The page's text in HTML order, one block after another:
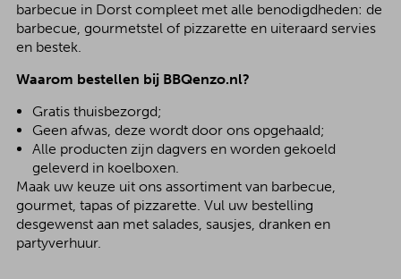
barbecue in Dorst compleet met alle benodigdheden: de
barbecue, gourmetstel of pizzarette en uiteraard servies
en bestek.
Waarom bestellen bij BBQenzo.nl?
Gratis thuisbezorgd;
Geen afwas, deze wordt door ons opgehaald;
Alle producten zijn dagvers en worden gekoeld
geleverd in koelboxen.
Maak uw keuze uit ons assortiment van barbecue,
gourmet, tapas of pizzarette. Vul uw bestelling
desgewenst aan met salades, sausjes, dranken en
partyverhuur.